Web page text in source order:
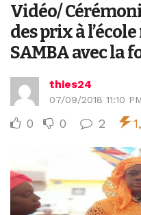
Vidéo/
des prix à
SAMBA avec la
thies24
07/09/2018 11:10
0 0 2